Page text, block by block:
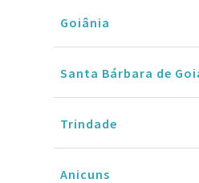
Goiânia
Santa Bárbara de
Trindade
Anicuns